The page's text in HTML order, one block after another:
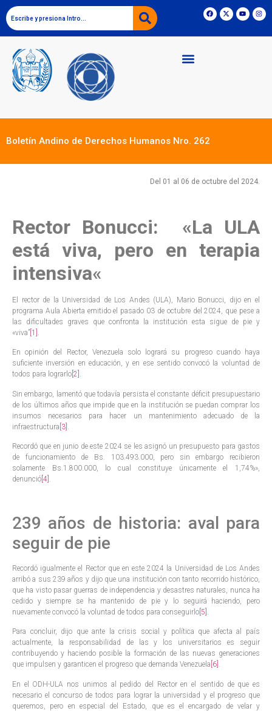
Boletín Andino de Derechos Humanos Nro. 262
Del 01 al 06 de octu bre del 2024.
Rector Bonucci: «La ULA
está viva, pero en terapia
intensiva«
El rector de la Universidad de Los Andes (ULA), Mario Bonucci, dijo en el
programa Aula Abierta emitido el pasado 03 de octubre del 2024, que pese a
las dificultades graves que confronta la institución esta sigue de pie y
«viva” [1] .
En opinión del Rector, Venezuela solo logrará su progreso cuando haya
suficiente inversión en educación, y en ese sentido convocó la voluntad de
todos para lograrlo [2] .
Sin embargo, lamentó que todavía persista el constante déficit presupuestario
de los últimos años que impide que en la institución se puedan comprar los
insumos necesarios para hacer un mantenimiento adecuado de la
infraestructura [3]
Recordó que en junio de este 2024 se les asignó un presupuesto para gastos
de funcionamiento de Bs. 103.493.000, pero sin embargo recibieron
solamente Bs.1.800.000, lo cual constituye únicamente el 1,74%»,
denunció [4] .
239 años de historia: aval para
seguir de pie
Recordó igualmente el Rector que en este 2024 la Universidad de Los Andes
arribó a sus 239 años y dijo que una institución con tanto recorrido histórico,
que ha visto pasar guerras de independencia y desastres naturales, nunca ha
cedido y siempre se ha mantenido de pie y lo seguirá haciendo, pero
nuevamente convocó la voluntad de todos para conseguirlo [5]
Para concluir, dijo que ante la crisis social y política que afecta al país
actualmente, la responsabilidad de las y los universitarios es seguir
contribuyendo y haciendo posible la formación de las nuevas generaciones
que impulsen y garanticen el progreso que demanda Venezuela [6] .
En el ODH-ULA nos unimos al pedido del Rector en el sentido de que es
necesario el concurso de todos para lograr la universidad y el progreso que
queremos, pero en especial del Estado, que es el encargado de velar y